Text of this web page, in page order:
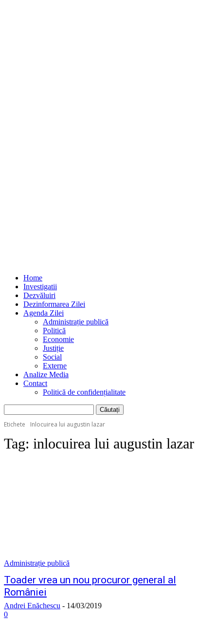
Home
Investigatii
Dezvăluiri
Dezinformarea Zilei
Agenda Zilei
Administrație publică
Politică
Economie
Justiție
Social
Externe
Analize Media
Contact
Politică de confidențialitate
Etichete Inlocuirea lui augustin lazar
Tag: inlocuirea lui augustin lazar
Administrație publică
Toader vrea un nou procuror general al
României
Andrei Enăchescu - 14/03/2019
0